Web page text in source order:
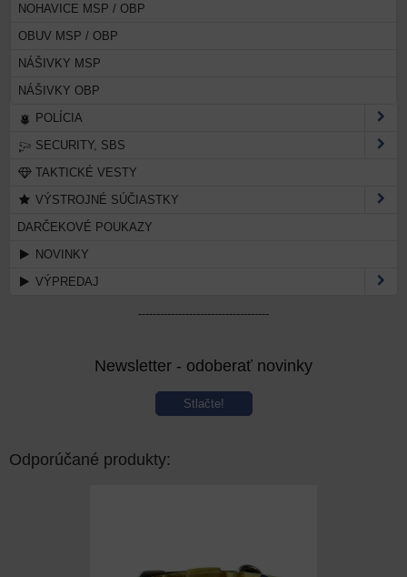
NOHAVICE MSP / OBP
OBUV MSP / OBP
NÁŠIVKY MSP
NÁŠIVKY OBP
POLÍCIA
SECURITY, SBS
TAKTICKÉ VESTY
VÝSTROJNÉ SÚČIASTKY
DARČEKOVÉ POUKAZY
NOVINKY
VÝPREDAJ
------------------------------------
Newsletter - odoberať novinky
Stlačte!
Odporúčané produkty: